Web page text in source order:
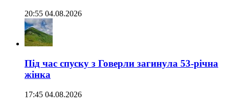
20:55 04.08.2026
Під час спуску з Говерли загинула 53-річна
жінка
17:45 04.08.2026